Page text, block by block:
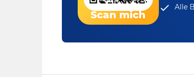
Scan mich
Alle